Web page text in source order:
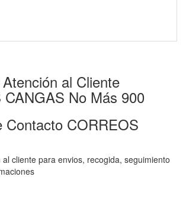
al Cliente
No Más 900
Contacto CORREOS
cliente para envios, recogida, seguimiento